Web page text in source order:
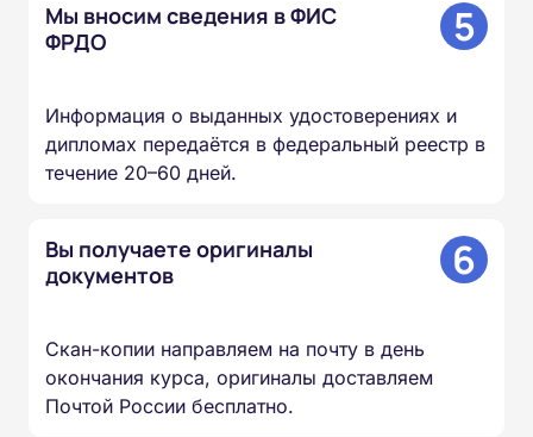
Мы вносим сведения в ФИС
ФРДО
5
Информация о выданных удостоверениях и
дипломах передаётся в федеральный реестр в
течение 20–60 дней.
Вы получаете оригиналы
документов
6
Скан-копии направляем на почту в день
окончания курса, оригиналы доставляем
Почтой России бесплатно.